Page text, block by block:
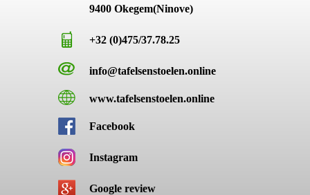
9400 Okegem(Ninove)
+32 (0)475/37.78.25
info@tafelsenstoelen.online
www.tafelsenstoelen.online
Facebook
Instagram
Google review